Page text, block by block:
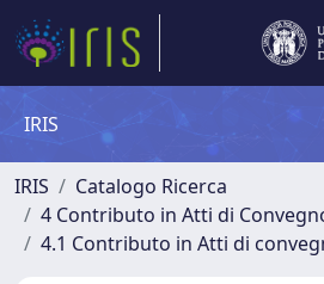
IRIS
IRIS
Catalogo Ricerca
4 Contributo in Atti di
4.1 Contributo in Atti di